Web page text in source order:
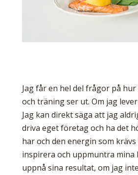
Jag får en hel del frågor på
och träning ser ut. Om jag
Jag kan direkt säga att jag
driva eget företag och ha det
har och den energin som
inspirera och uppmuntra
uppnå sina resultat, om jag